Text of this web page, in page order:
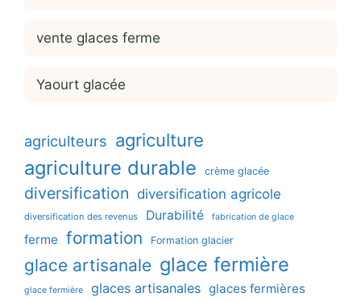
vente glaces ferme
Yaourt glacée
agriculteurs agriculture
agriculture durable crème glacée
diversification diversification agricole
diversification des revenus Durabilité fabrication de glace
ferme formation Formation glacier
glace artisanale glace fermière
glace fermière glaces artisanales glaces fermières